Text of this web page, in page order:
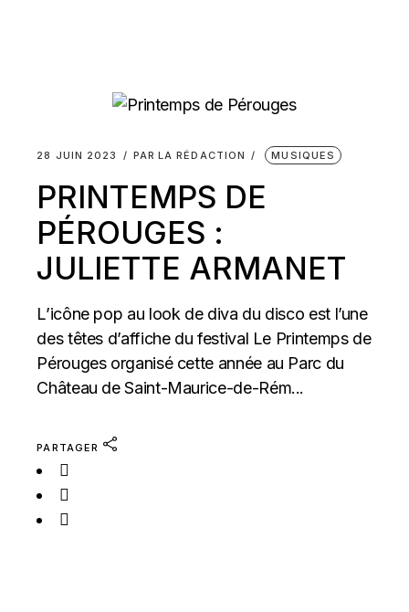
28 JUIN 2023 PAR LA RÉDACTION MUSIQUES
PRINTEMPS DE
PÉROUGES :
JULIETTE ARMANET
L’icône pop au look de diva du disco est l’une
des têtes d’affiche du festival Le Printemps de
Pérouges organisé cette année au Parc du
Château de Saint-Maurice-de-Rém...
PARTAGER